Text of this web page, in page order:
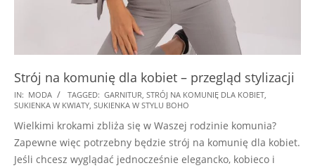
Strój na komunię dla kobiet – przegląd stylizacji
2018-
05-
21
IN: MODA TAGGED: GARNITUR STRÓJ NA KOMUNIĘ DLA KOBIET
SUKIENKA W KWIATY SUKIENKA W STYLU BOHO
Wielkimi krokami zbliża się w Waszej rodzinie komunia?
Zapewne więc potrzebny będzie strój na komunię dla kobiet.
Jeśli chcesz wyglądać jednocześnie elegancko, kobieco i